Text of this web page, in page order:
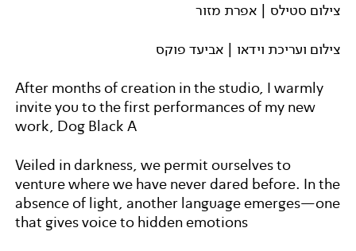
צילום סטילס | אפרת מזור
צילום ועריכת וידאו | אביעד פוקס
After months of creation in the studio, I warmly
invite you to the first performances of my new
work, Dog Black A
Veiled in darkness, we permit ourselves to
venture where we have never dared before. In the
absence of light, another language emerges—one
that gives voice to hidden emotions